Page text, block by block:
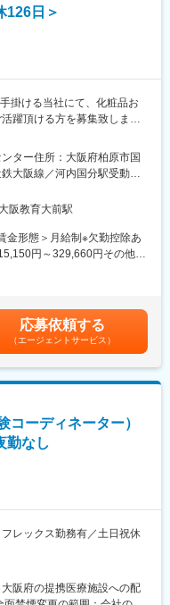
設立から70年以上、世界各
3軸に事業を展開しており幅
ナ禍においても増益を達成
く、広く浅く様々な業務領
2泊、海外の場合は1週間程
1名、メンバー9名）
、社内外の関係者を巻き込
きたいと考えています。
”をカタチにする」をブラン
environment/index.html
126日＞
掛ける当社にて、化粧品お
躍頂ける方を募集致しま
会社」から社名変更をしてお
への薬事手続、製品表示・
相談対応などから、キャリ
。
相談、外国法規制に係わる
委員会活動への参画や法改
す。(30代～60代)
。
の調達、完成品の生産、品
アケア等）や販売チャネル
にわたっており分散するこ
ター住所：大阪府柏原市国
大阪線／河内国分駅受動喫
会社の定める事業所
阪教育大前駅
金形態＞月給制※欠勤控除あ
円～329,660円その他固
査定を行います。【モデル
円・勤続15年程度：600～
であり、選考を通じて上下
固定手当を含めた表記です。
応募依頼する
（エージェントサービス）
コーディネーター）
勤なし
レックス勤務有／土日祝休
CRCって何？）
うかを確かめるための臨床
阪府の提携医療施設への配